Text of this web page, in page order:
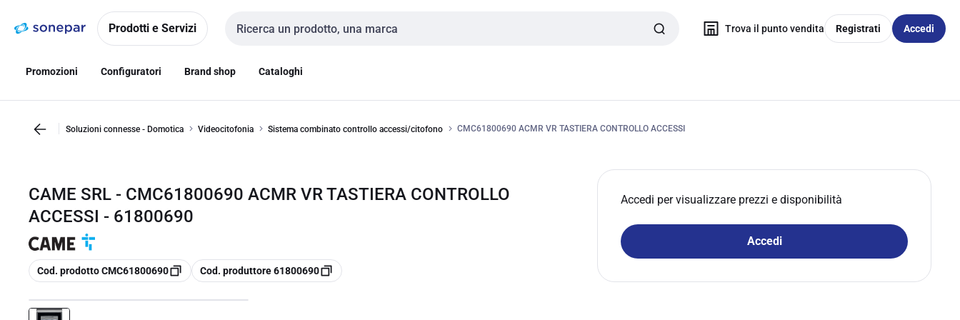
navigazionealla
Prodotti e Servizi
Cerca input
Trova il punto vendita Registrati Accedi
Promozioni Configuratori Brand shop Cataloghi
Soluzioni connesse - Domotica Videocitofonia Sistema combinato controllo accessi/citofono CMC61800690 ACMR VR TASTIERA CONTROLLO ACCESSI
CAME SRL - CMC61800690 ACMR VR TASTIERA CONTROLLO
ACCESSI - 61800690
copia
Cod. prodotto CMC61800690 copia
Cod. produttore 61800690
Accedi per visualizzare prezzi e disponibilità
Accedi